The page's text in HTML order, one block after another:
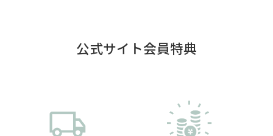
公式サイト会員特典